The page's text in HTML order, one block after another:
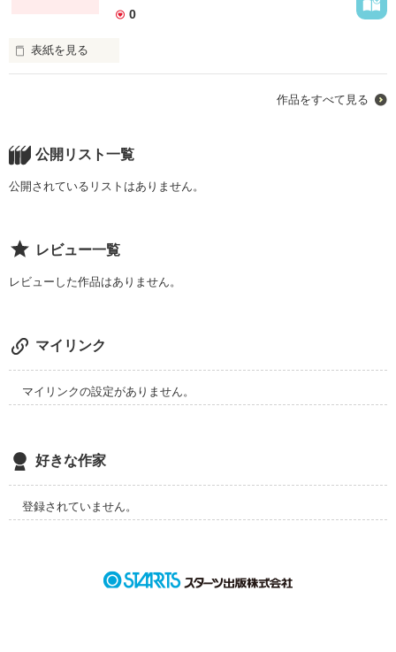
あいつは何も悪くないのに･･･何でだよ･･･？
ＣＡＳＴ
莉羅(Rira)
倖樹kouki
作品を読む
0
表紙を見る
アタシわ何を思い、
何を願ったの……??
∽∽∽∽∽∽∽∽∽∽∽∽
作品をすべて見る
公開リスト一覧
公開されているリストはありません。
レビュー一覧
レビューした作品はありません。
マイリンク
マイリンクの設定がありません。
好きな作家
登録されていません。